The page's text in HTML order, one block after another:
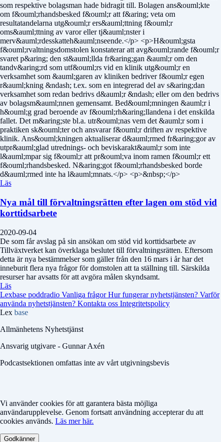
som respektive bolagsman hade bidragit till. Bolagen ans&ouml;kte
om f&ouml;rhandsbesked f&ouml;r att f&aring; veta om
resultatandelarna utg&ouml;r ers&auml;ttning f&ouml;r
oms&auml;ttning av varor eller tj&auml;nster i
merv&auml;rdesskatteh&auml;nseende.</p> <p>H&ouml;gsta
f&ouml;rvaltningsdomstolen konstaterar att avg&ouml;rande f&ouml;r
svaret p&aring; den st&auml;llda fr&aring;gan &auml;r om den
tandv&aring;rd som utf&ouml;rs vid en klinik utg&ouml;r en
verksamhet som &auml;garen av kliniken bedriver f&ouml;r egen
r&auml;kning &ndash; t.ex. som en integrerad del av s&aring;dan
verksamhet som redan bedrivs d&auml;r &ndash; eller om den bedrivs
av bolagsm&auml;nnen gemensamt. Bed&ouml;mningen &auml;r i
h&ouml;g grad beroende av f&ouml;rh&aring;llandena i det enskilda
fallet. Det m&aring;ste bl.a. utr&ouml;nas vem det &auml;r som i
praktiken sk&ouml;ter och ansvarar f&ouml;r driften av respektive
klinik. Ans&ouml;kningen aktualiserar d&auml;rmed fr&aring;gor av
utpr&auml;glad utrednings- och beviskarakt&auml;r som inte
l&auml;mpar sig f&ouml;r att pr&ouml;va inom ramen f&ouml;r ett
f&ouml;rhandsbesked. N&aring;got f&ouml;rhandsbesked borde
d&auml;rmed inte ha l&auml;mnats.</p> <p>&nbsp;</p>
Läs
Nya mål till förvaltningsrätten efter lagen om stöd vid
korttidsarbete
2020-09-04
De som får avslag på sin ansökan om stöd vid korttidsarbete av
Tillväxtverket kan överklaga beslutet till förvaltningsrätten. Eftersom
detta är nya bestämmelser som gäller från den 16 mars i år har det
inneburit flera nya frågor för domstolen att ta ställning till. Särskilda
resurser har avsatts för att avgöra målen skyndsamt.
Läs
Lexbase poddradio Vanliga frågorHur fungerar nyhetstjänsten? Varför
använda nyhetstjänsten? Kontakta oss Integritetspolicy
Lex base
Allmänhetens Nyhetstjänst
Ansvarig utgivare - Gunnar Axén
Podcastsektionen omfattas inte av vårt utgivningsbevis
Vi använder cookies för att garantera bästa möjliga
användarupplevelse. Genom fortsatt användning accepterar du att
cookies används. Läs mer här.
Godkänner